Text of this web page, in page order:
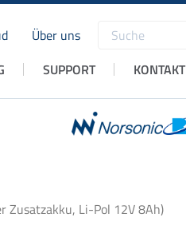
Über uns
Suchbegriffe
SUPPORT KONTAKT
Zusatzakku, Li-Pol 12V 8Ah)